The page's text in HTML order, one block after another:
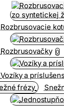
Rozbrusovacie
Rozbrusovačky 0
Vozíky a